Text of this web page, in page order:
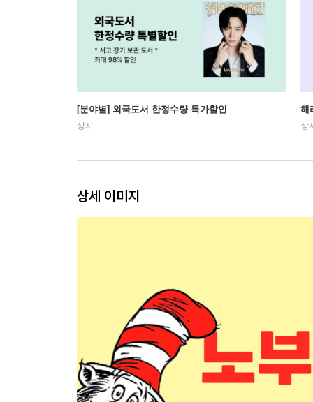
[분야별] 외국도서 한정수량 특가할인
상시
해
상
상세 이미지